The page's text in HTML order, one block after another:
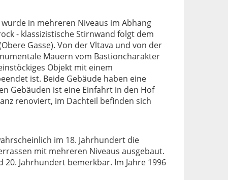
in mehreren Niveaus im Abhang
- klassizistische Stirnwand folgt dem
Gasse). Von der Vltava und von der
Mauern vom Bastioncharakter
Objekt mit einem
ist. Beide Gebäude haben eine
Gebäuden ist eine Einfahrt in den Hof
renoviert, im Dachteil befinden sich
im 18. Jahrhundert die
mit mehreren Niveaus ausgebaut.
Jahrhundert bemerkbar. Im Jahre 1996